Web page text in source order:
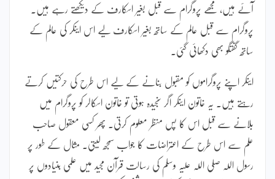
آئے ہیں، مجھے پروگرام سے قبل بغیر اسکارف کے دیکھتے رہے ہیں۔
پروگرام سے قبل عالم کے ساتھ بغیر اسکارف لیے اس اینکر کی عالم کے
ساتھ گفتگو بھی دکھائی گئی۔
اینکر اپنے پروگراموں کو مقبول بنانے کے لیے اس طرح کی حرکتیں کرتے
رہتے ہیں۔ یہ خاتون اینکر اگر سنجیدہ ہوتی تو خاتون اسکالر کو پروگرام میں
بلانے سے قبل اس کا پس منظر معلوم کرتی۔ پھر کسی معقول صاحب
علم سے اس طرح کے اعتراضات کا جواب سمجھ لیتی۔ مثال کے طور پر
رسول اللہ صلی اللہ علیہ وسلم کی رسالت قرآن مجید میں علمی بنیادوں پر